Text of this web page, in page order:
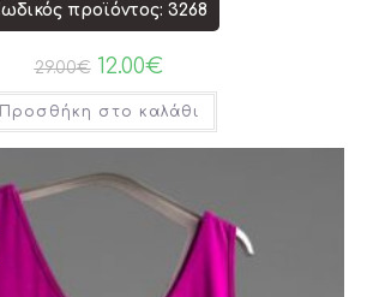
προϊόντος: 3268
29.00€ 12.00€
Προσθήκη στο καλάθι